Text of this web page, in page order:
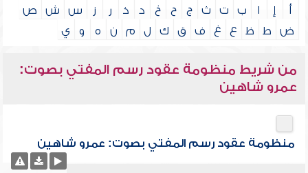
أ إ ا ب ت ث ج ح خ د ذ ر ز س ش
ص
ض
ط ظ ع غ ف ق ك ل م ن ه و ي
من شريط منظومة عقود رسم المفتي بصوت:
عمرو شاهين
منظومة عقود رسم المفتي بصوت: عمرو شاهين